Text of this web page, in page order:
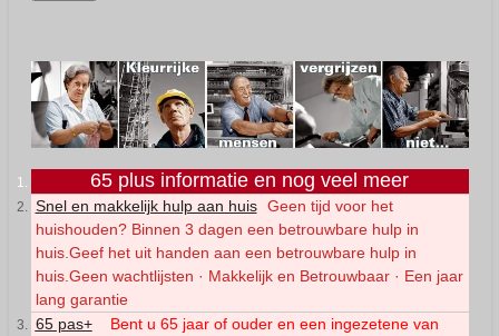
65 plus informatie en nog veel meer
Snel en makkelijk hulp aan huis Geen tijd voor het
huishouden? Binnen 3 dagen een betrouwbare hulp in
huis.Geef het uit handen aan een betrouwbare hulp in
huis.Geen wachtlijsten · Makkelijk en Betrouwbaar · Een jaar
lang garantie
65 pas+
Bent u 65 jaar of ouder en een ingezetene van